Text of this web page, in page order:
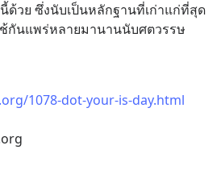
ด้วย ซึ่งนับเป็นหลักฐานที่เก่าแก่ที่สุด
กันแพร่หลายมานานนับศตวรรษ
1078-dot-your-is-day.html